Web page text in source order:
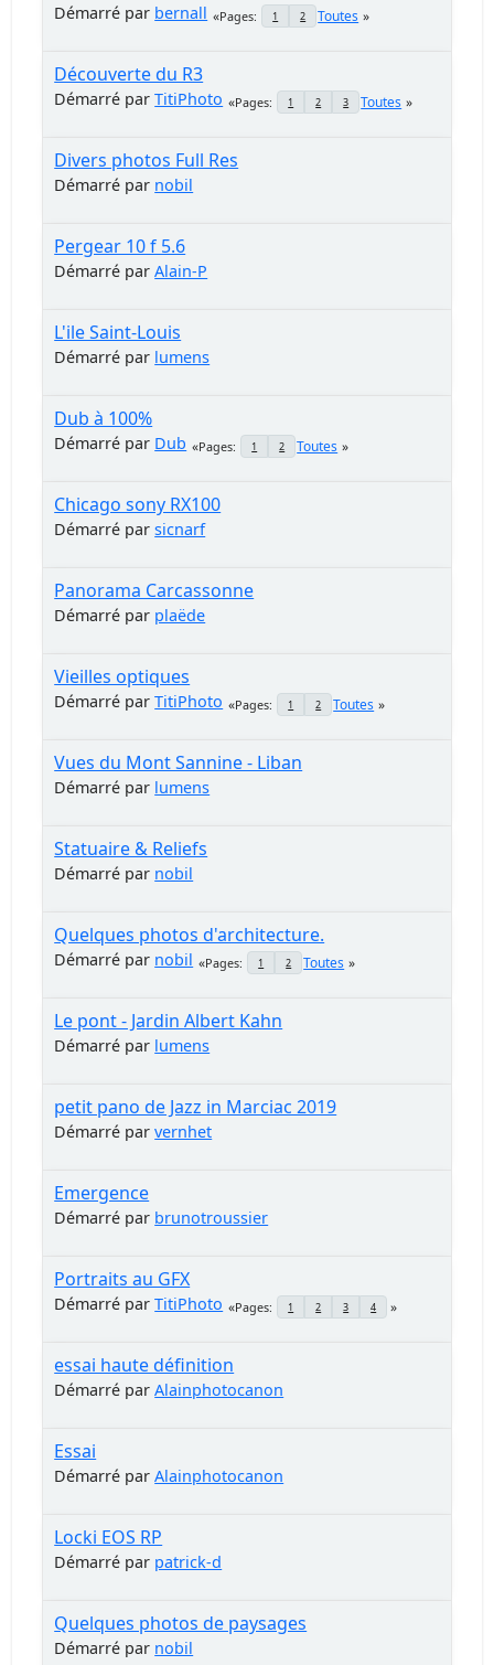
Démarré par bernall Pages 1 2 Toutes
Découverte du R3
Démarré parTitiPhoto Pages 1 2 3 Toutes
Divers photos Full Res
Démarré par nobil
Pergear 10 f 5.6
Démarré parAlain-P
L'ile Saint-Louis
Démarré par lumens
Dub à 100%
Démarré par Dub Pages 1 2 Toutes
Chicago sony RX100
Démarré parsicnarf
Panorama Carcassonne
Démarré par plaëde
Vieilles optiques
Démarré parTitiPhoto Pages 1 2 Toutes
Vues du Mont Sannine - Liban
Démarré par lumens
Statuaire & Reliefs
Démarré par nobil
Quelques photos d'architecture.
Démarré par nobil Pages 1 2 Toutes
Le pont - Jardin Albert Kahn
Démarré par lumens
petit pano de Jazz in Marciac 2019
Démarré parvernhet
Emergence
Démarré par brunotroussier
Portraits au GFX
Démarré parTitiPhoto Pages 1 2 3 4
essai haute définition
Démarré parAlainphotocanon
Essai
Démarré parAlainphotocanon
Locki EOS RP
Démarré par patrick-d
Quelques photos de paysages
Démarré par nobil